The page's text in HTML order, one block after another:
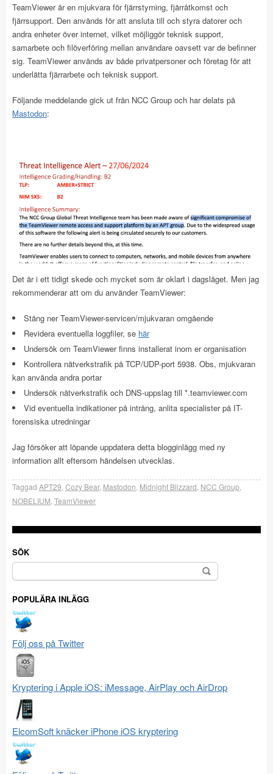
TeamViewer är en mjukvara för fjärrstyrning, fjärråtkomst och
fjärrsupport. Den används för att ansluta till och styra datorer och
andra enheter över internet, vilket möjliggör teknisk support,
samarbete och filöverföring mellan användare oavsett var de befinner
sig. TeamViewer används av både privatpersoner och företag för att
underlätta fjärrarbete och teknisk support.
Följande meddelande gick ut från NCC Group och har delats på
Mastodon:
Det är i ett tidigt skede och mycket som är oklart i dagsläget. Men jag
rekommenderar att om du använder TeamViewer:
Stäng ner TeamViewer-servicen/mjukvaran omgående
Revidera eventuella loggfiler, se här
Undersök om TeamViewer finns installerat inom er organisation
Kontrollera nätverkstrafik på TCP/UDP-port 5938. Obs, mjukvaran
kan använda andra portar
Undersök nätverkstrafik och DNS-uppslag till *.teamviewer.com
Vid eventuella indikationer på intrång, anlita specialister på IT-
forensiska utredningar
Jag försöker att löpande uppdatera detta blogginlägg med ny
information allt eftersom händelsen utvecklas.
Taggad APT29 Cozy Bear, Mastodon Midnight Blizzard NCC Group
NOBELIUM TeamViewer
SÖK
Sök
efter:
POPULÄRA INLÄGG
Följ oss på Twitter
Kryptering i Apple iOS: iMessage, AirPlay och AirDrop
ElcomSoft knäcker iPhone iOS kryptering